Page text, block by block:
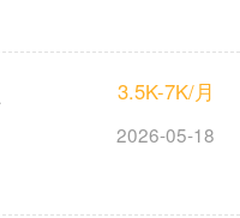
3.5K-7K/月
2026-05-18